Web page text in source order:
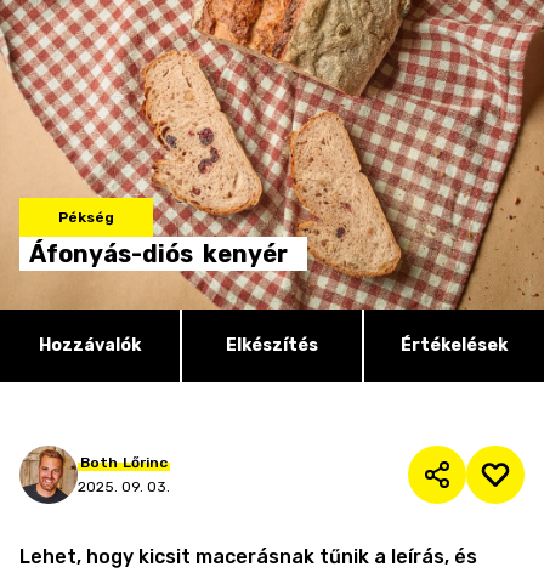
Pékség
Áfonyás-diós kenyér
Hozzávalók Elkészítés Értékelések
Both Lőrinc
2025. 09. 03.
Lehet, hogy kicsit macerásnak tűnik a leírás, és